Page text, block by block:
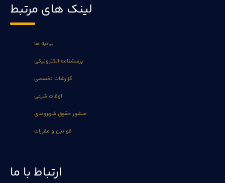
لینک های مرتبط
بیانیه ها
پرسشنامه الکترونیکی
گزارشات تخصصی
اوقات شرعی
منشور حقوق شهروندی
قوانین و مقررات
ارتباط با ما